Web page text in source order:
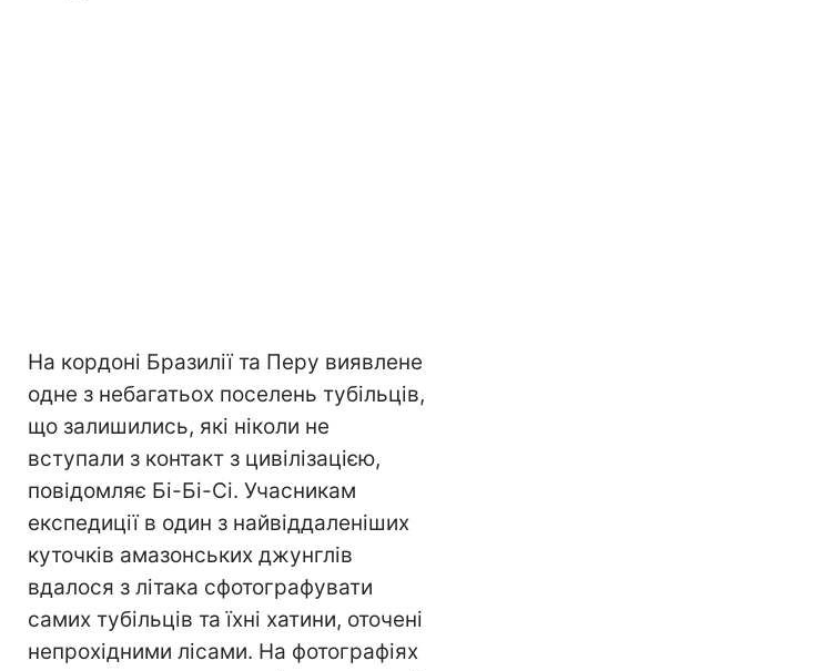
На кордоні Бразилії та Перу виявлене
одне з небагатьох поселень тубільців,
що залишились, які ніколи не
вступали з контакт з цивілізацією,
повідомляє Бі-Бі-Сі. Учасникам
експедиції в один з найвіддаленіших
куточків амазонських джунглів
вдалося з літака сфотографувати
самих тубільців та їхні хатини, оточені
непрохідними лісами. На фотографіях